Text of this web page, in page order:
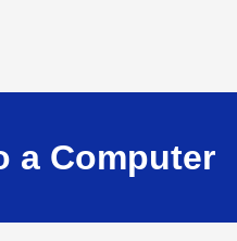
a Computer